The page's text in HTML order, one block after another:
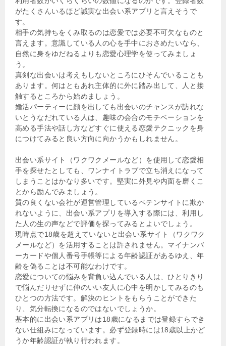
がたくさんいるほど誠実な出会い系アプリと言えそうで
す。
相手の気持ちをくみ取るのは恋愛では必要不可欠なものと
言えます。意識している人の心を手中におさめたいなら、
自然に身をゆだねるよりも恋愛心理学を使ってみましょ
う。
真剣な出会いは考えもしないところにひそんでいることも
あります。何はともあれ主体的に外に踏み出して、人と接
触するところから始めましょう。
婚活パーティーに顔を出しても出会いのチャンスが訪れな
いとうなだれている人は、趣味の会合のモチベーションを
高める手法や話し方などすぐに使える恋愛テクニックを身
につけてみると良い方向に向かうかもしれません。
出会い系サイト（ワクワクメールなど）を使用して恋愛相
手を探せたとしても、ワンナイトラブで立ち消えになって
しまうことはかなり多いです。堅実に外見や内面を磨くこ
とから励んでみましょう。
質の良くない会社が運営管理しているペテンサイトに欺か
れないように、出会い系アプリを導入する際には、利用し
た人の生の声などで評価を探ってみるとよいでしょう。
現時点で18歳を超えていないと出会い系サイト（ワクワク
メールなど）を活用することは許されません。マイナンバ
ーカードや個人番号手帳等による年齢認証があるゆえ、年
齢を偽ることは不可能なわけです。
恋愛についての悩みを背負い込んでいる人は、ひとりきり
で悩んだりせずに仲のいい友人に心中を明かしてみるのも
ひとつの方法です。解決のヒントをもらうことができた
り、気分転換になるのではないでしょうか。
基本的に出会い系アプリは18歳になるまでは登録すらでき
ない仕組みになっています。必ず登録時には18歳以上かど
うか年齢認証が執り行われます。